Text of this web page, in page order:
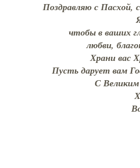
Поздравляю с Пасхой,
чтобы в ваших
любви,
Храни вас
Пусть дарует вам
С Великим